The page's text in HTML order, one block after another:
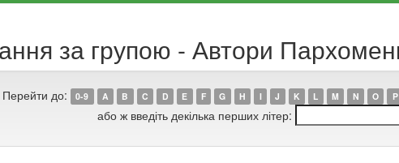
за групою - Автори
Перейти до: 0-9 A B C D E F G H I J K L M N O P
або ж введіть декілька перших літер: